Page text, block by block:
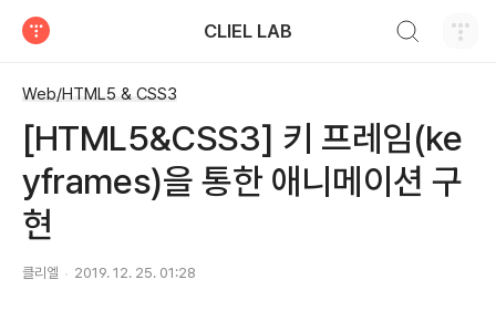
CLIEL LAB
Web/HTML5 & CSS3
[HTML5&CSS3] 키 프레임(ke
yframes)을 통한 애니메이션 구
현
클리엘 2019. 12. 25. 01:28